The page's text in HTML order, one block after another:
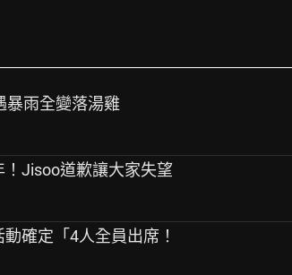
暴雨全變落湯雞
！Jisoo道歉讓大家失望
確定「4人全員出席！